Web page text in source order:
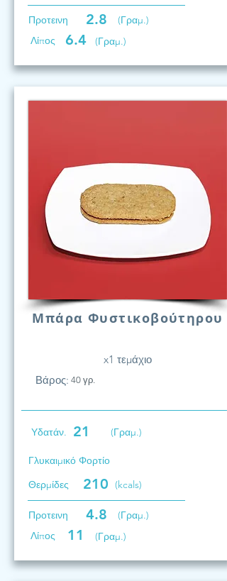
Προτεινη 2.8
(Γραμ.)
Λίπος
6.4 (Γραμ.)
Μπάρα Φυστικοβούτηρου
x1 τεμάχιο
Βάρος: 40 γρ.
Υδατάν. 21 (Γραμ.)
Γλυκαιμικό Φορτίο
Θερμίδες
210 (kcals)
Προτεινη 4.8
(Γραμ.)
Λίπος
11 (Γραμ.)